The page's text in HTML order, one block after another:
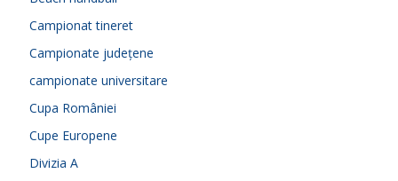
Campionat tineret
Campionate județene
campionate universitare
Cupa României
Cupe Europene
Divizia A